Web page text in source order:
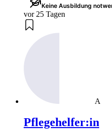
Keine Ausbildung
vor 25 Tagen
A
Pflegehelfer:in